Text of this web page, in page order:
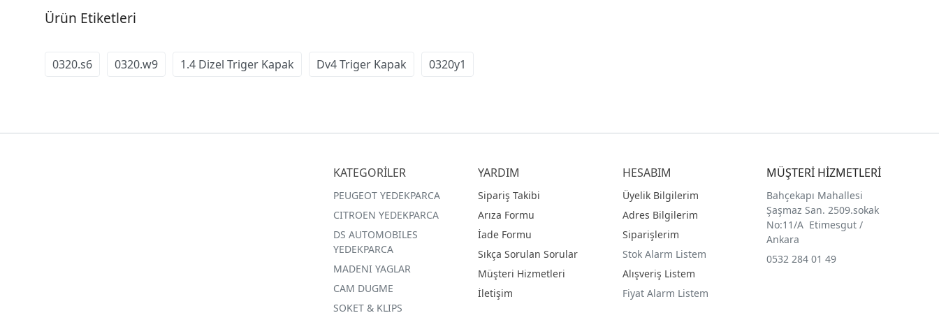
Ürün Etiketleri
0320.s6 0320.w9 1.4 Dizel Triger Kapak Dv4 Triger Kapak 0320y1
KATEGORİLER
PEUGEOT YEDEKPARCA
CITROEN YEDEKPARCA
DS AUTOMOBILES
YEDEKPARCA
MADENI YAGLAR
CAM DUGME
SOKET & KLIPS
YARDIM
Sipariş Takibi
Arıza Formu
İade Formu
Sıkça Sorulan Sorular
Müşteri Hizmetleri
İletişim
HESABIM
Üyelik Bilgilerim
Adres Bilgilerim
Siparişlerim
Stok Alarm Listem
Alışveriş Listem
Fiyat Alarm Listem
MÜŞTERİ HİZMETLERİ
Bahçekapı Mahallesi
Şaşmaz San. 2509.sokak
No:11/A Etimesgut /
Ankara
0532 284 01 49